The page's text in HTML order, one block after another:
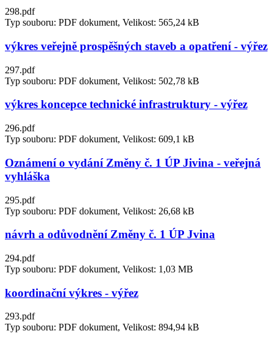
298.pdf
Typ souboru: PDF dokument, Velikost: 565,24 kB
výkres veřejně prospěšných staveb a opatření - výřez
297.pdf
Typ souboru: PDF dokument, Velikost: 502,78 kB
výkres koncepce technické infrastruktury - výřez
296.pdf
Typ souboru: PDF dokument, Velikost: 609,1 kB
Oznámení o vydání Změny č. 1 ÚP Jivina - veřejná
vyhláška
295.pdf
Typ souboru: PDF dokument, Velikost: 26,68 kB
návrh a odůvodnění Změny č. 1 ÚP Jvina
294.pdf
Typ souboru: PDF dokument, Velikost: 1,03 MB
koordinační výkres - výřez
293.pdf
Typ souboru: PDF dokument, Velikost: 894,94 kB